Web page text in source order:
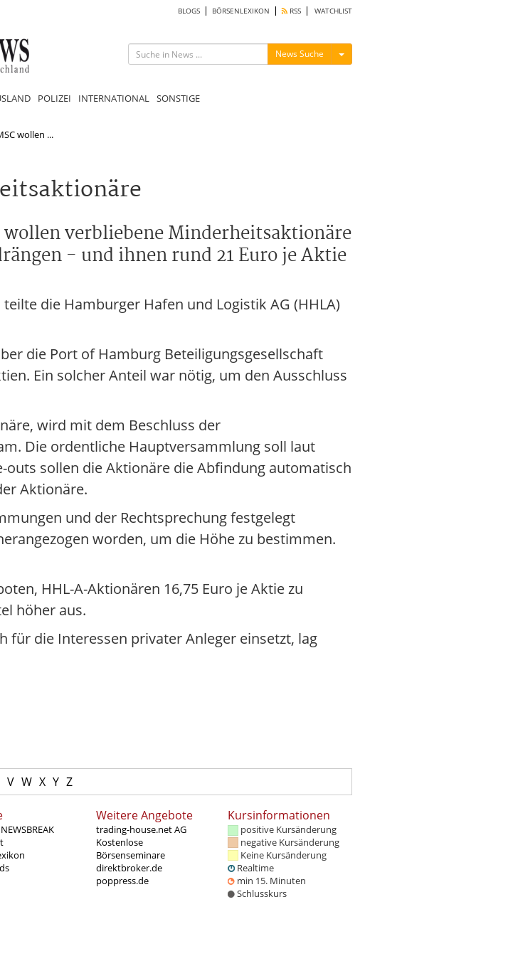
BLOGS BÖRSENLEXIKON RSS WATCHLIST
News Suche Menü ein-/ausblenden
POLIZEI INTERNATIONAL SONSTIGE
wollen ...
wollen verbliebene Minderheitsaktionäre
- und ihnen rund 21 Euro je Aktie
die Hamburger Hafen und Logistik AG (HHLA)
die Port of Hamburg Beteiligungsgesellschaft
Ein solcher Anteil war nötig, um den Ausschluss
wird mit dem Beschluss der
Die ordentliche Hauptversammlung soll laut
outs sollen die Aktionäre die Abfindung automatisch
Aktionäre.
und der Rechtsprechung festgelegt
worden, um die Höhe zu bestimmen.
HHL-A-Aktionären 16,75 Euro je Aktie zu
höher aus.
für die Interessen privater Anleger einsetzt, lag
V W X Y Z
Weitere Angebote
trading-house.net AG
Kostenlose
Börsenseminare
direktbroker.de
poppress.de
Kursinformationen
positive Kursänderung
negative Kursänderung
Keine Kursänderung
Realtime
min 15. Minuten
Schlusskurs